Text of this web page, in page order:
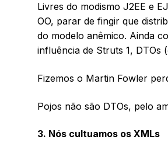
Livres do modismo J2EE e
OO, parar de fingir que
do modelo anêmico. Ainda
influência de Struts 1, DTOs
Fizemos o Martin Fowler
Pojos não são DTOs, pelo
3. Nós cultuamos os XMLs